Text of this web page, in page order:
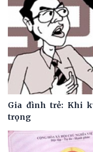
Gia đình trẻ: Khi
trọng